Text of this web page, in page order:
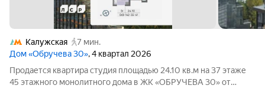
Калужская
7 мин.
Дом «Обручева 30», 4 квартал 2026
Продается квартира студия площадью 24.10 кв.м на 37 этаже
45 этажного монолитного дома в ЖК «ОБРУЧЕВА 30» от